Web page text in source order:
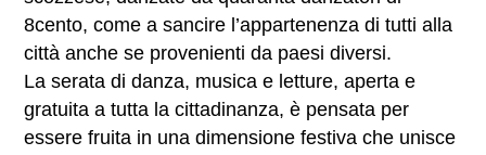
8cento, come a sancire l’appartenenza di tutti alla
città anche se provenienti da paesi diversi.
La serata di danza, musica e letture, aperta e
gratuita a tutta la cittadinanza, è pensata per
essere fruita in una dimensione festiva che unisce